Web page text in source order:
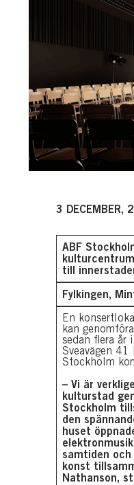
3 DECEMBER,
ABF
till
Fylkingen,
En
kan
sedan flera
Sveavägen
Stockholm
– Vi är
kulturstad
Stockholm
den
huset
samtiden
konst
Nathanson,